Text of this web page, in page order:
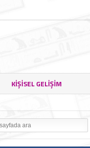
KIŞISEL GELIŞIM